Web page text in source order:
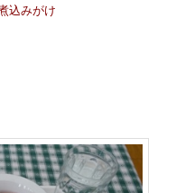
込みがけ